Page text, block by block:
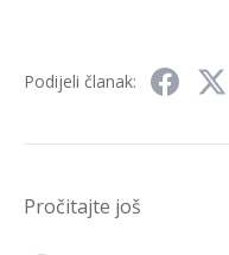
Podijeli članak:
Pročitajte još